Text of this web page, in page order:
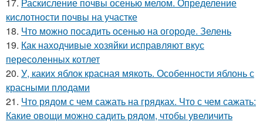
кислотности почвы на участке
18. Что можно посадить осенью на огороде. Зелень
19. Как находчивые хозяйки исправляют вкус
пересоленных котлет
20. У, каких яблок красная мякоть. Особенности яблонь с
красными плодами
21. Что рядом с чем сажать на грядках. Что с чем сажать:
Какие овощи можно садить рядом, чтобы увеличить